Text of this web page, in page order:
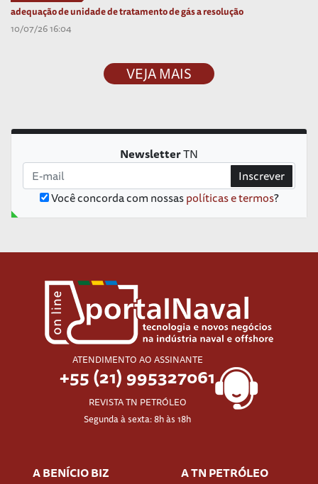
adequação de unidade de tratamento de gás a resolução
10/07/26 16:04
VEJA MAIS
NewsletterTN
Você concorda com nossaspolíticas e termos?
Inscrever
ATENDIMENTO AO ASSINANTE
+55 (21) 995327061
REVISTA TN PETRÓLEO
Segunda à sexta: 8h às 18h
A BENÍCIO BIZ
A TN PETRÓLEO